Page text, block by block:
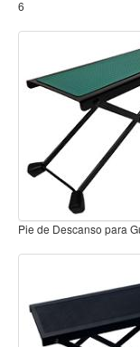
Piano Digital
Sintetizadores
Controladores
Fundas
Amplificadores
Accesorios
Viola
Cello
Pin para